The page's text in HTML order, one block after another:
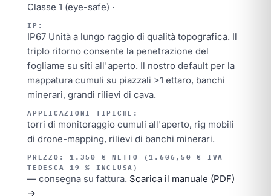
Classe 1 (eye-safe) ·
IP:
IP67 Unità a lungo raggio di qualità topografica. Il
triplo ritorno consente la penetrazione del
fogliame su siti all'aperto. Il nostro default per la
mappatura cumuli su piazzali >1 ettaro, banchi
minerari, grandi rilievi di cava.
APPLICAZIONI TIPICHE:
torri di monitoraggio cumuli all'aperto, rig mobili
di drone-mapping, rilievi di banchi minerari.
PREZZO: 1.350 € NETTO (1.606,50 € IVA
TEDESCA 19 % INCLUSA)
— consegna su fattura. Scarica il manuale (PDF)
→